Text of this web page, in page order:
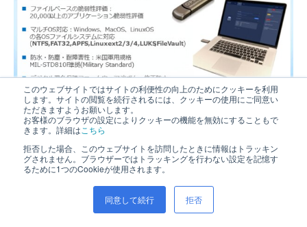
このウェブサイトではサイトの利便性の向上のためにクッキーを利用
します。サイトの閲覧を続行されるには、クッキーの使用にご同意い
ただきますようお願いします。
お客様のブラウザの設定によりクッキーの機能を無効にすることもで
きます。詳細は こちら
拒否した場合、このウェブサイトを訪問したときに情報はトラッキン
グされません。ブラウザーではトラッキングを行わない設定を記憶す
るために1つのCookieが使用されます。
同意して続行 拒否
2017年のOPSWAT製品の取り扱い開始後、私たちはブログ連
載でも扱わせていただいた通り自治体市場、工場・プラント
市場を中心に市場展開してきましたが、今年10月の西日本の
病院のランサムウェア被害と事後の対応を拝見して、病院・
医療情報システムの分野でもOPSWAT MetaDefenderシリー
ズが役立つと感じたので今回ブログで取り扱わせていただき